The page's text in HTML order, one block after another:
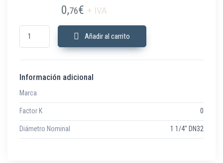
0,76€ + IVA
UB4N042M6 Abarcón en U 1 1/4" DN32 M6 H=71 mm 1 Ud cantidad
Añadir al carrito
Información adicional
Marca
Factor K 0
Diámetro Nominal 1 1/4" DN32